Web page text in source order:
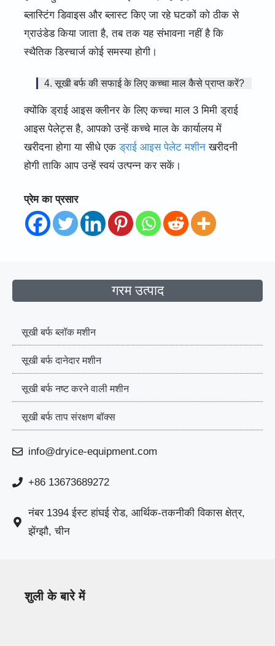
ब्लास्टिंग डिवाइस और ब्लास्ट किए जा रहे घटकों को ठीक से
ग्राउंडेड किया जाता है, तब तक यह संभावना नहीं है कि
स्थैतिक डिस्चार्ज कोई समस्या होगी।
4. सूखी बर्फ की सफाई के लिए कच्चा माल कैसे प्राप्त करें?
क्योंकि ड्राई आइस क्लीनर के लिए कच्चा माल 3 मिमी ड्राई
आइस पेलेट्स है, आपको उन्हें कच्चे माल के कार्यालय में
खरीदना होगा या सीधे एकड्राई आइस पेलेट मशीनखरीदनी
होगी ताकि आप उन्हें स्वयं उत्पन्न कर सकें।
प्रेम का प्रसार
गरम उत्पाद
सूखी बर्फ ब्लॉक मशीन
सूखी बर्फ दानेदार मशीन
सूखी बर्फ नष्ट करने वाली मशीन
सूखी बर्फ ताप संरक्षण बॉक्स
info@dryice-equipment.com
+86 13673689272
नंबर 1394 ईस्ट हांघई रोड, आर्थिक-तकनीकी विकास क्षेत्र,
झेंग्झौ, चीन
शुली के बारे में